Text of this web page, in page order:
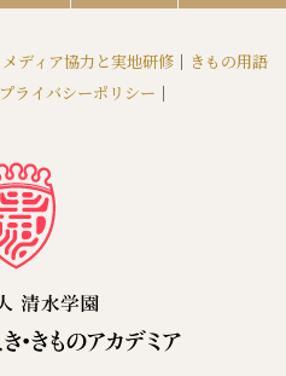
メディア協力と実地研修 ｜ きもの用語
プライバシーポリシー ｜